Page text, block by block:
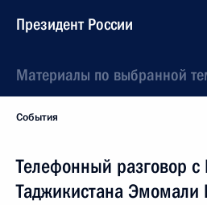
Президент России
Материалы по выбранной
События
Телефонный разговор с
Таджикистана Эмомали